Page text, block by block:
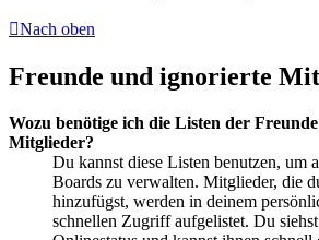
Nach oben
Freunde und ignorierte
Wozu benötige ich die Listen der
Mitglieder?
Du kannst diese Listen benutzen, um
Boards zu verwalten. Mitglieder, die
hinzufügst, werden in deinem
schnellen Zugriff aufgelistet. Du